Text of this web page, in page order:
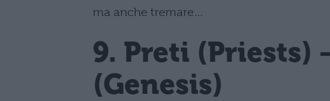
ma anche tremare…
9. Preti (Priests)
(Genesis)